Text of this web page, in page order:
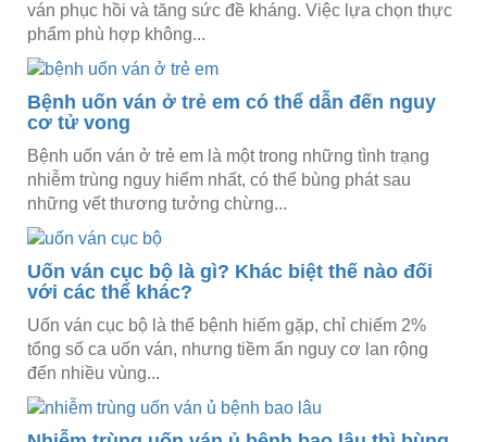
ván phục hồi và tăng sức đề kháng. Việc lựa chọn thực
phẩm phù hợp không...
Bệnh uốn ván ở trẻ em có thể dẫn đến nguy
cơ tử vong
Bệnh uốn ván ở trẻ em là một trong những tình trạng
nhiễm trùng nguy hiểm nhất, có thể bùng phát sau
những vết thương tưởng chừng...
Uốn ván cục bộ là gì? Khác biệt thế nào đối
với các thể khác?
Uốn ván cục bộ là thể bệnh hiếm gặp, chỉ chiếm 2%
tổng số ca uốn ván, nhưng tiềm ẩn nguy cơ lan rộng
đến nhiều vùng...